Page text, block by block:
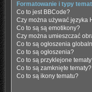
Formatowanie i typy
Co to jest BBCode?
Czy można używać języka
Co to są są emotikony?
Czy można umieszczać
Co to są ogłoszenia
Co to są ogłoszenia?
Co to są przyklejone
Co to są zamknięte tematy?
Co to są ikony tematu?